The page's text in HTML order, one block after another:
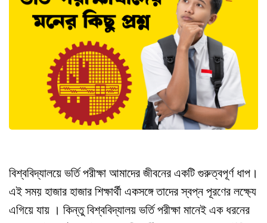
বিশ্ববিদ্যালয়ে ভর্তি পরীক্ষা আমাদের জীবনের একটি গুরুত্বপূর্ণ ধাপ।
এই সময় হাজার হাজার শিক্ষার্থী একসঙ্গে তাদের স্বপ্ন পূরণের লক্ষ্যে
এগিয়ে যায় । কিন্তু বিশ্ববিদ্যালয় ভর্তি পরীক্ষা মানেই এক ধরনের